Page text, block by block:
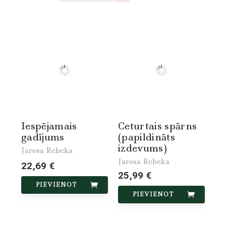
Iespējamais
gadījums
Jarosa Rebeka
22,69 €
PIEVIENOT
Ceturtais spārns
(papildināts
izdevums)
Jarosa Rebeka
25,99 €
PIEVIENOT